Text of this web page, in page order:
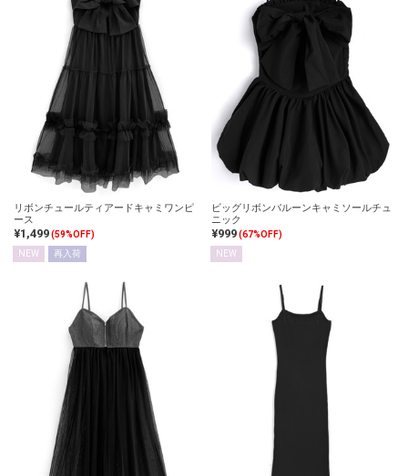
リボンチュールティアードキャミワンピ
ース
¥1,499(59%OFF)
NEW
再入荷
ビッグリボンバルーンキャミソールチュ
ニック
¥999(67%OFF)
NEW